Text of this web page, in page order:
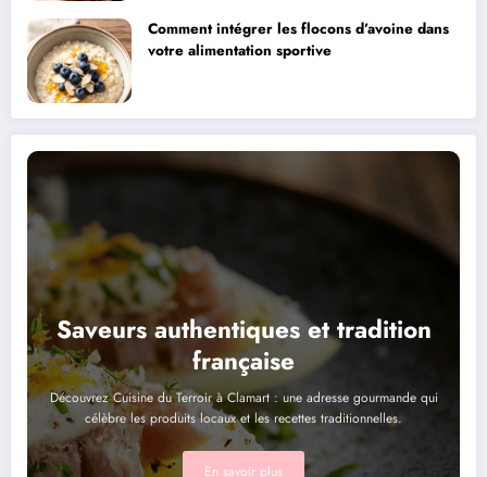
Comment intégrer les flocons d’avoine dans
votre alimentation sportive
Saveurs authentiques et tradition
française
Découvrez Cuisine du Terroir à Clamart : une adresse gourmande qui
célèbre les produits locaux et les recettes traditionnelles.
En savoir plus